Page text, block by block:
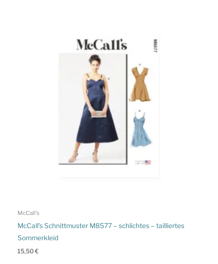
McCall's
McCall’s Schnittmuster M8577 – schlichtes – tailliertes
Sommerkleid
15,50€